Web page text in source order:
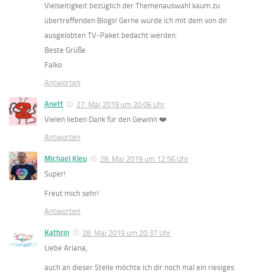
Vielseitigkeit bezüglich der Themenauswahl kaum zu
übertreffenden Blogs! Gerne würde ich mit dem von dir
ausgelobten TV-Paket bedacht werden.
Beste Grüße
Falko
Antworten
Anett
27. Mai 2019 um 20:06 Uhr
Vielen lieben Dank für den Gewinn ❤️
Antworten
Michael Kleu
28. Mai 2019 um 12:56 Uhr
Super!
Freut mich sehr!
Antworten
Kathrin
28. Mai 2019 um 20:37 Uhr
Liebe Ariana,
auch an dieser Stelle möchte ich dir noch mal ein riesiges